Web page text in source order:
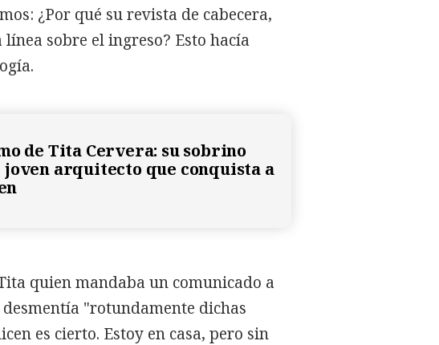
¿Por qué su revista de cabecera,
sobre el ingreso? Esto hacía
de Tita Cervera: su sobrino
arquitecto que conquista a
quien mandaba un comunicado a
"rotundamente dichas
es cierto. Estoy en casa, pero sin